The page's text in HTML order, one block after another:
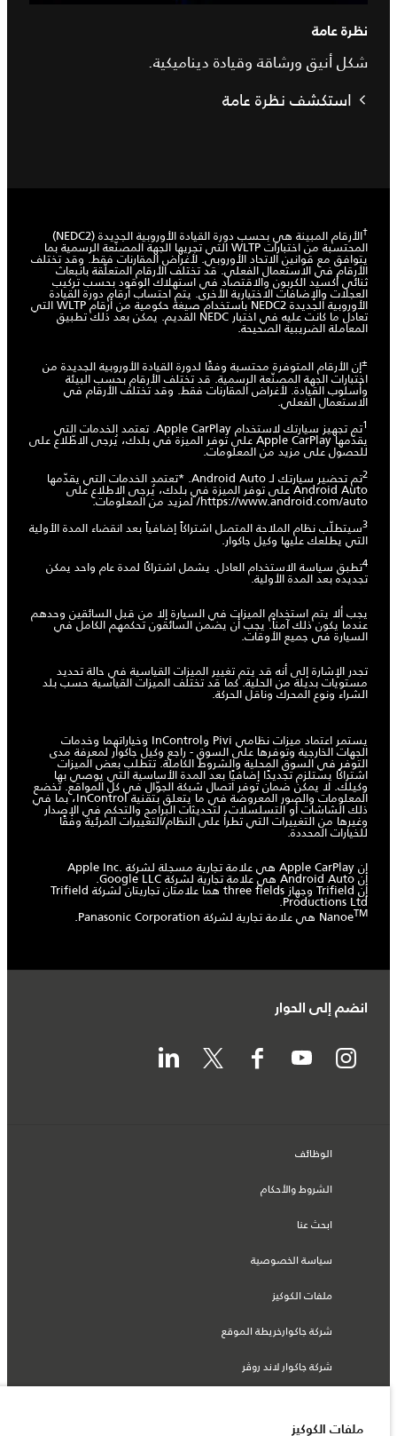
نظرة عامة
شكل أنيق ورشاقة وقيادة ديناميكية.
استكشف نظرة عامة
† الأرقام المبينة هي بحسب دورة القيادة الأوروبية الجديدة (NEDC2)
المحتسبة من اختبارات WLTP التي تجريها الجهة المصنّعة الرسمية بما
يتوافق مع قوانين الاتحاد الأوروبي. لأغراض المقارنات فقط. وقد تختلف
الأرقام في الاستعمال الفعلي. قد تختلف الأرقام المتعلّقة بانبعاث
ثنائي أكسيد الكربون والاقتصاد في استهلاك الوقود بحسب تركيب
العجلات والإضافات الاختيارية الأخرى. يتم احتساب أرقام دورة القيادة
الأوروبية الجديدة NEDC2 باستخدام صيغة حكومية من أرقام WLTP التي
تعادل ما كانت عليه في اختبار NEDC القديم. يمكن بعد ذلك تطبيق
المعاملة الضريبية الصحيحة.
±إن الأرقام المتوفرة محتسبة وفقًا لدورة القيادة الأوروبية الجديدة من
اختبارات الجهة المصنّعة الرسمية. قد تختلف الأرقام بحسب البيئة
وأسلوب القيادة. لأغراض المقارنات فقط. وقد تختلف الأرقام في
الاستعمال الفعلي.
1 تم تجهيز سيارتك لاستخدام Apple CarPlay. تعتمد الخدمات التي
يقدّمها Apple CarPlay على توفر الميزة في بلدك، يُرجى الاطّلاع على
للحصول على مزيد من المعلومات.
2 تم تحضير سيارتك لـ Android Auto. *تعتمد الخدمات التي يقدّمها
Android Auto على توفر الميزة في بلدك، يُرجى الاطلاع على
https://www.android.com/auto/ لمزيد من المعلومات.
3سيتطلّب نظام الملاحة المتصل اشتراكاً إضافياً بعد انقضاء المدة الأولية
التي يطلعك عليها وكيل جاكوار.
4تطبق سياسة الاستخدام العادل. يشمل اشتراكًا لمدة عام واحد يمكن
تجديده بعد المدة الأولية.
يجب ألا يتم استخدام الميزات في السيارة إلا من قبل السائقين وحدهم
عندما يكون ذلك آمناً. يجب أن يضمن السائقون تحكمهم الكامل في
السيارة في جميع الأوقات.
تجدر الإشارة إلى أنه قد يتم تغيير الميزات القياسية في حالة تحديد
مستويات بديلة من الحلية. كما قد تختلف الميزات القياسية حسب بلد
الشراء ونوع المحرك وناقل الحركة.
يستمر اعتماد ميزات نظامي Pivi وInControl وخياراتهما وخدمات
الجهات الخارجية وتوفرها على السوق - راجع وكيل جاكوار لمعرفة مدى
التوفر في السوق المحلية والشروط الكاملة. تتطلب بعض الميزات
اشتراكًا يستلزم تجديدًا إضافيًا بعد المدة الأساسية التي يوصي بها
وكيلك. لا يمكن ضمان توفر اتصال شبكة الجوّال في كل المواقع. تخضع
المعلومات والصور المعروضة في ما يتعلق بتقنية InControl، بما في
ذلك الشاشات أو التسلسلات، لتحديثات البرامج والتحكم في الإصدار
وغيرها من التغييرات التي تطرأ على النظام/التغييرات المرئية وفقًا
للخيارات المحددة.
إن Apple CarPlay هي علامة تجارية مسجلة لشركة Apple Inc.‎
إن Android Auto هي علامة تجارية لشركة Google LLC.
إن Trifield وجهاز three fields هما علامتان تجاريتان لشركة Trifield
Productions Ltd.
NanoeTM
انضم إلى الحوار
الوظائف
الشروط والأحكام
ابحث عنا
سياسة الخصوصية
ملفات الكوكيز
شركة جاكوارخريطة الموقع
شركة جاكوار لاند روڤر
ملفات الكوكيز